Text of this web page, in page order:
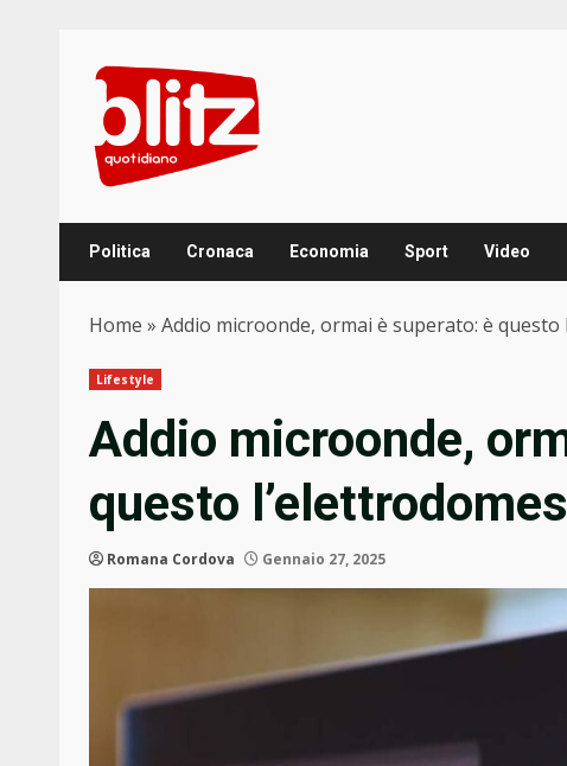
content
Politica Cronaca Economia Sport Video
Home » Addio microonde, ormai è superato: è
Lifestyle
Addio microonde,
questo
Romana Cordova Gennaio 27, 2025